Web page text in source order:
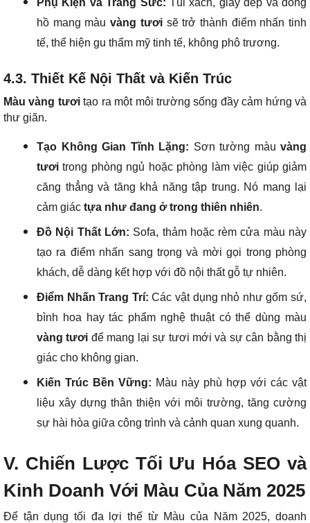
hồ mang màuvàng tươisẽ trở thành điểm nhấn tinh
tế, thể hiện gu thẩm mỹ tinh tế, không phô trương.
4.3. Thiết Kế Nội Thất và Kiến Trúc
Màu vàng tươitạo ra một môi trường sống đầy cảm hứng và
thư giãn.
Tạo Không Gian Tĩnh Lặng: Sơn tường màu vàng
tươi trong phòng ngủ hoặc phòng làm việc giúp giảm
căng thẳng và tăng khả năng tập trung. Nó mang lại
cảm giác tựa như đang ở trong thiên nhiên.
Đồ Nội Thất Lớn: Sofa, thảm hoặc rèm cửa màu này
tạo ra điểm nhấn sang trọng và mời gọi trong phòng
khách, dễ dàng kết hợp với đồ nội thất gỗ tự nhiên.
Điểm Nhấn Trang Trí: Các vật dụng nhỏ như gốm sứ,
bình hoa hay tác phẩm nghệ thuật có thể dùng màu
vàng tươi để mang lại sự tươi mới và sự cân bằng thị
giác cho không gian.
Kiến Trúc Bền Vững: Màu này phù hợp với các vật
liệu xây dựng thân thiện với môi trường, tăng cường
sự hài hòa giữa công trình và cảnh quan xung quanh.
V. Chiến Lược Tối Ưu Hóa SEO và
Kinh Doanh Với Màu Của Năm 2025
Để tận dụng tối đa lợi thế từ Màu của Năm 2025, doanh